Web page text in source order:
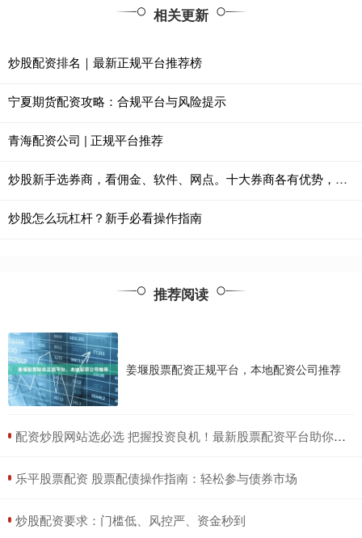
相关更新
炒股配资排名｜最新正规平台推荐榜
宁夏期货配资攻略：合规平台与风险提示
青海配资公司 | 正规平台推荐
炒股新手选券商，看佣金、软件、网点。十大券商各有优势，一文对比避坑。
炒股怎么玩杠杆？新手必看操作指南
推荐阅读
姜堰股票配资正规平台，本地配资公司推荐
​配资炒股网站选必选 把握投资良机！最新股票配资平台助你财富增值
​乐平股票配资 股票配债操作指南：轻松参与债券市场
​炒股配资要求：门槛低、风控严、资金秒到